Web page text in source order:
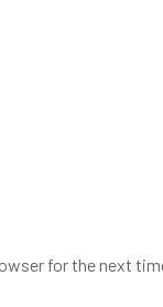
for the next